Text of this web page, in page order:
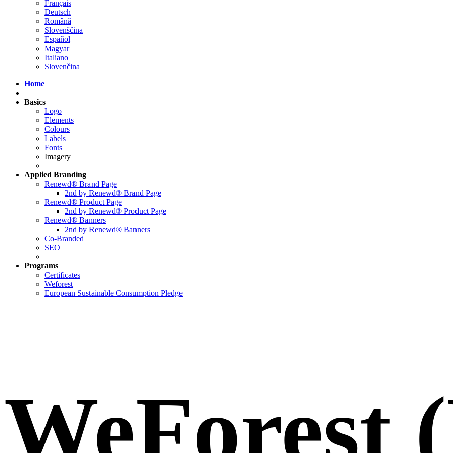
Français
Deutsch
Română
Slovenščina
Español
Magyar
Italiano
Slovenčina
Home
Basics
Logo
Elements
Colours
Labels
Fonts
Imagery
Applied Branding
Renewd® Brand Page
2nd by Renewd® Brand Page
Renewd® Product Page
2nd by Renewd® Product Page
Renewd® Banners
2nd by Renewd® Banners
Co-Branded
SEO
Programs
Certificates
Weforest
European Sustainable Consumption Pledge
WeForest